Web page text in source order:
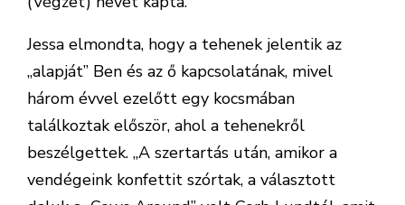
Jessa elmondta, hogy a tehenek jelentik az
„alapját” Ben és az ő kapcsolatának, mivel
három évvel ezelőtt egy kocsmában
találkoztak először, ahol a tehenekről
beszélgettek. „A szertartás után, amikor a
vendégeink konfettit szórtak, a választott